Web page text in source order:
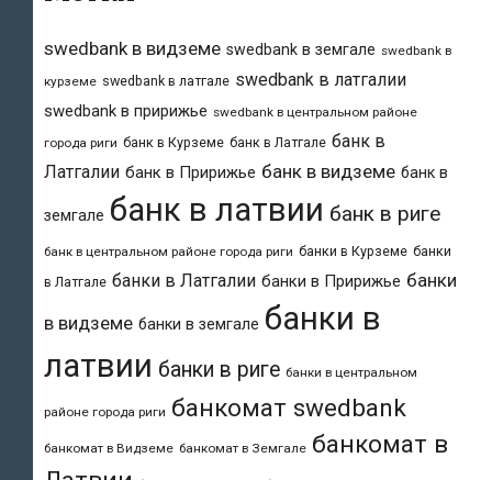
swedbank в видземе swedbank в земгале swedbank в
курземе swedbank в латгале swedbank в латгалии
swedbank в пририжье swedbank в центральном районе
города риги банк в Курземе банк в Латгале банк в
Латгалии банк в Пририжье банк в видземе банк в
земгале банк в латвии банк в риге
банк в центральном районе города риги банки в Курземе банки
в Латгале банки в Латгалии банки в Пририжье банки
в видземе банки в земгале банки в
латвии банки в риге банки в центральном
районе города риги банкомат swedbank
банкомат в Видземе банкомат в Земгале банкомат в